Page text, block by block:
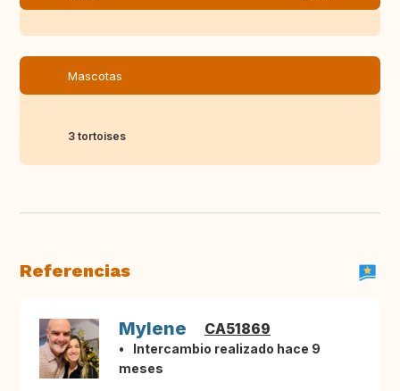
Mascotas
3 tortoises
Referencias
Mylene CA51869
Intercambio realizado hace 9
meses